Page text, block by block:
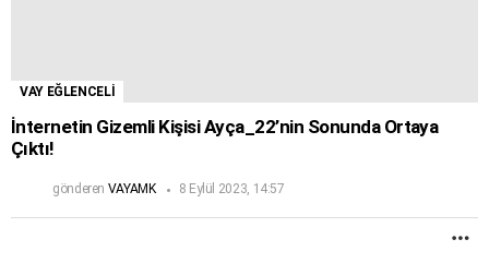
VAY EĞLENCELİ
İnternetin Gizemli Kişisi Ayça_22’nin Sonunda Ortaya
Çıktı!
gönderen VAYAMK 8 Eylül 2023, 14:57